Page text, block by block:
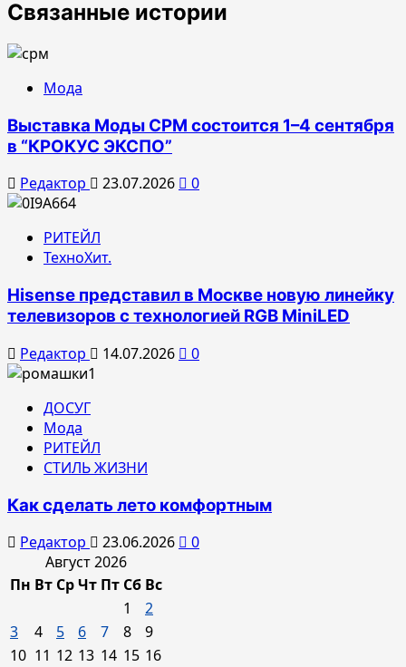
Связанные истории
Мода
Выставка Моды CPM состоится 1–4 сентября
в “КРОКУС ЭКСПО”
Редактор 23.07.2026 0
РИТЕЙЛ
ТехноХит.
Hisense представил в Москве новую линейку
телевизоров с технологией RGB MiniLED
Редактор 14.07.2026 0
ДОСУГ
Мода
РИТЕЙЛ
СТИЛЬ ЖИЗНИ
Как сделать лето комфортным
Редактор 23.06.2026
0
Август 2026
Пн Вт СрЧт Пт Сб Вс
1
2
3
4 5 6 7 8
9
10 11 12 13 14 15 16